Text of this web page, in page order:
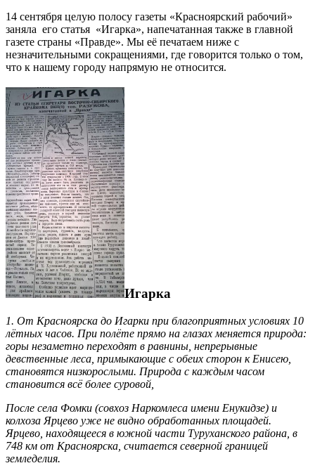
14 сентября целую полосу газеты «Красноярский рабочий»
заняла его статья «Игарка», напечатанная также в главной
газете страны «Правде». Мы её печатаем ниже с
незначительными сокращениями, где говорится только о том,
что к нашему городу напрямую не относится.
Игарка
1. От Красноярска до Игарки при благоприятных условиях 10
лётных часов. При полёте прямо на глазах меняется природа:
горы незаметно переходят в равнины, непрерывные
девственные леса, примыкающие с обеих сторон к Енисею,
становятся низкорослыми. Природа с каждым часом
становится всё более суровой,
После села Фомки (совхоз Наркомлеса имени Енукидзе) и
колхоза Ярцево уже не видно обработанных площадей.
Ярцево, находящееся в южной части Туруханского района, в
748 км от Красноярска, считается северной границей
земледелия.